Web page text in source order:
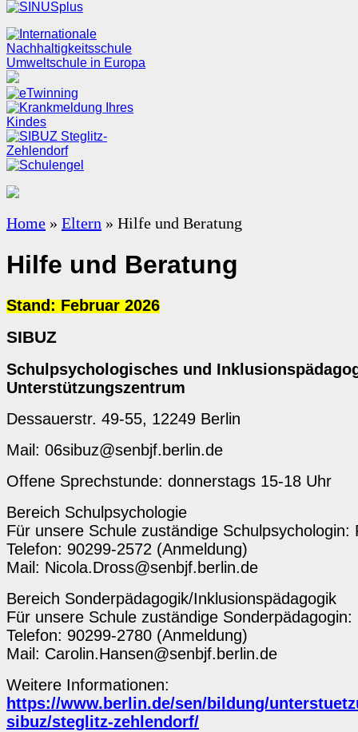
Home » Eltern » Hilfe und Beratung
Hilfe und Beratung
Stand: Februar 2026
SIBUZ
Schulpsychologisches und
Unterstützungszentrum
Dessauerstr. 49-55, 12249 Berlin
Mail: 06sibuz@senbjf.berlin.de
Offene Sprechstunde: donnerstags 15-18 Uhr
Bereich Schulpsychologie
Für unsere Schule zuständige Schulpsychologin:
Telefon: 90299-2572 (Anmeldung)
Mail: Nicola.Dross@senbjf.berlin.de
Bereich Sonderpädagogik/Inklusionspädagogik
Für unsere Schule zuständige Sonderpädagogin:
Telefon: 90299-2780 (Anmeldung)
Mail: Carolin.Hansen@senbjf.berlin.de
Weitere Informationen:
https://www.berlin.de/sen/bildung/
sibuz/steglitz-zehlendorf/